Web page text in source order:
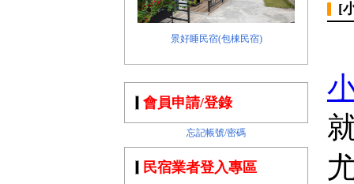
景好睡民宿(包棟民宿)
會員申請/登錄
忘記帳號/密碼
民宿業者登入專區
[